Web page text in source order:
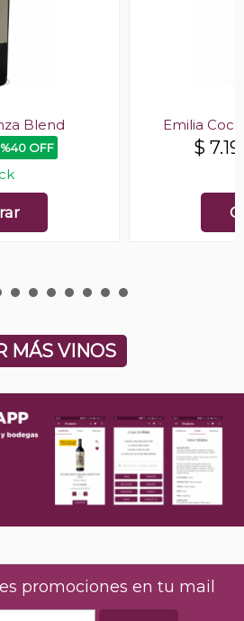
Blend
%40 OFF
Emilia
$
MÁS VINOS
promociones en tu mail